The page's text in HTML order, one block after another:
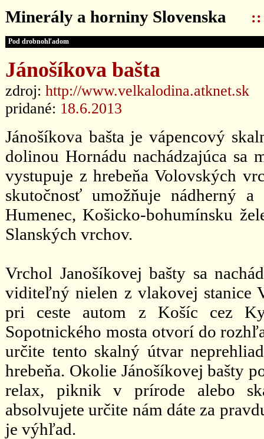
Minerály a horniny Slovenska ::
Pod drobnohľadom
Jánošíkova bašta
zdroj: http://www.velkalodina.atknet.sk
pridané: 18.6.2013
Jánošíkova bašta je vápencový
dolinou Hornádu nachádzajúca sa
vystupuje z hrebeňa Volovských
skutočnosť umožňuje nádherný
Humenec, Košicko-bohumínsku
Slanských vrchov.
Vrchol Janošíkovej bašty sa
viditeľný nielen z vlakovej stanice
pri ceste autom z Košíc cez
Sopotnického mosta otvorí do
určite tento skalný útvar
hrebeňa. Okolie Jánošíkovej bašty
relax, piknik v prírode alebo
absolvujete určite nám dáte za
je výhľad.